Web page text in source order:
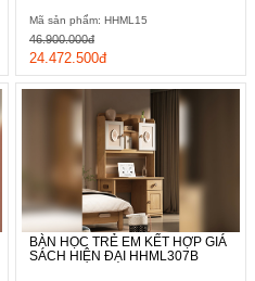
Mã sản phẩm: HHML15
24.472.500đ
46.900.000đ
BÀN HỌC TRẺ EM KẾT HỢP GIÁ
SÁCH HIỆN ĐẠI HHML307B